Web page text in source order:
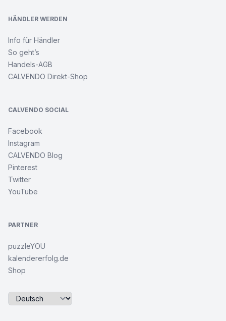
HÄNDLER WERDEN
Info für Händler
So geht’s
Handels-AGB
CALVENDO Direkt-Shop
CALVENDO SOCIAL
Facebook
Instagram
CALVENDO Blog
Pinterest
Twitter
YouTube
PARTNER
puzzleYOU
kalendererfolg.de
Shop